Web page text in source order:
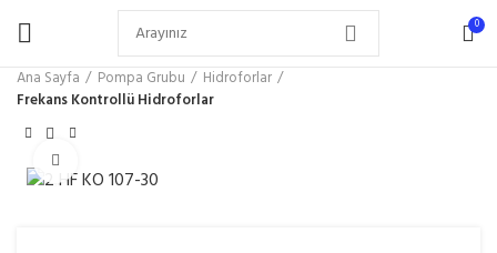
0
Ana Sayfa Pompa Grubu
Hidroforlar
Frekans Kontrollü Hidroforlar